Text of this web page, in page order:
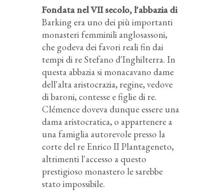
Fondata nel VII secolo, l'abbazia di
Barking era uno dei più importanti
monasteri femminili anglosassoni,
che godeva dei favori reali fin dai
tempi di re Stefano d'Inghilterra. In
questa abbazia si monacavano dame
dell'alta aristocrazia, regine, vedove
di baroni, contesse e figlie di re.
Clémence doveva dunque essere una
dama aristocratica, o appartenere a
una famiglia autorevole presso la
corte del re Enrico II Plantageneto,
altrimenti l'accesso a questo
prestigioso monastero le sarebbe
stato impossibile.